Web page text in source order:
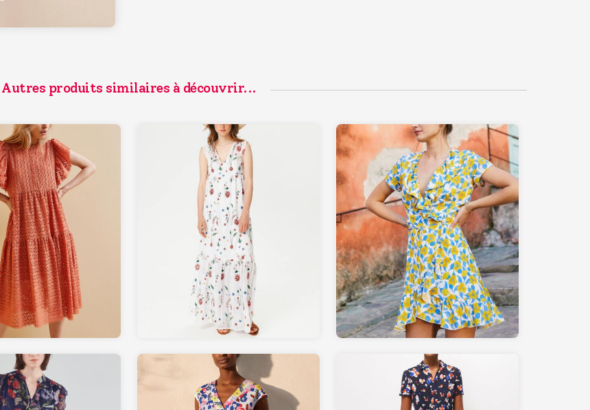
Autres produits similaires à découvrir...
79.00
CYRILLUS.com
59.00
PROMOD.fr
165.00
GALERIESLAFAYETTE.com